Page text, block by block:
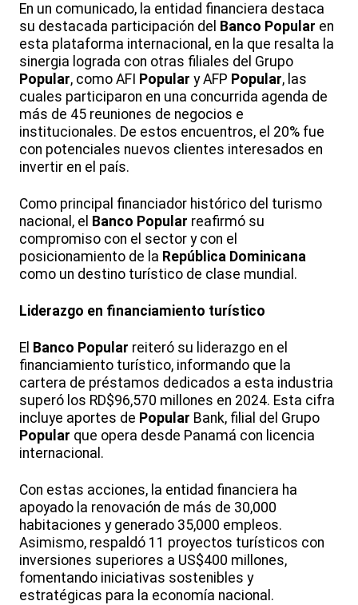
En un comunicado, la entidad financiera destaca
su destacada participación del Banco Popular en
esta plataforma internacional, en la que resalta la
sinergia lograda con otras filiales del Grupo
Popular, como AFI Popular y AFP Popular, las
cuales participaron en una concurrida agenda de
más de 45 reuniones de negocios e
institucionales. De estos encuentros, el 20% fue
con potenciales nuevos clientes interesados en
invertir en el país.
Como principal financiador histórico del turismo
nacional, el Banco Popular reafirmó su
compromiso con el sector y con el
posicionamiento de la República Dominicana
como un destino turístico de clase mundial.
Liderazgo en financiamiento turístico
El Banco Popular reiteró su liderazgo en el
financiamiento turístico, informando que la
cartera de préstamos dedicados a esta industria
superó los RD$96,570 millones en 2024. Esta cifra
incluye aportes de Popular Bank, filial del Grupo
Popular que opera desde Panamá con licencia
internacional.
Con estas acciones, la entidad financiera ha
apoyado la renovación de más de 30,000
habitaciones y generado 35,000 empleos.
Asimismo, respaldó 11 proyectos turísticos con
inversiones superiores a US$400 millones,
fomentando iniciativas sostenibles y
estratégicas para la economía nacional.